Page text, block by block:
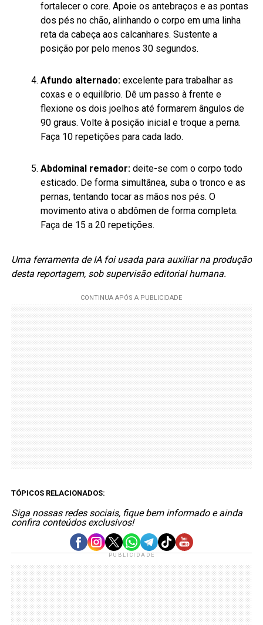
fortalecer o core. Apoie os antebraços e as pontas
dos pés no chão, alinhando o corpo em uma linha
reta da cabeça aos calcanhares. Sustente a
posição por pelo menos 30 segundos.
Afundo alternado:excelente para trabalhar as
coxas e o equilíbrio. Dê um passo à frente e
flexione os dois joelhos até formarem ângulos de
90 graus. Volte à posição inicial e troque a perna.
Faça 10 repetições para cada lado.
Abdominal remador:deite-se com o corpo todo
esticado. De forma simultânea, suba o tronco e as
pernas, tentando tocar as mãos nos pés. O
movimento ativa o abdômen de forma completa.
Faça de 15 a 20 repetições.
Uma ferramenta de IA foi usada para auxiliar na produção
desta reportagem, sob supervisão editorial humana.
TÓPICOS RELACIONADOS:
Siga nossas redes sociais, fique bem informado e ainda
confira conteúdos exclusivos!
PUBLICIDADE